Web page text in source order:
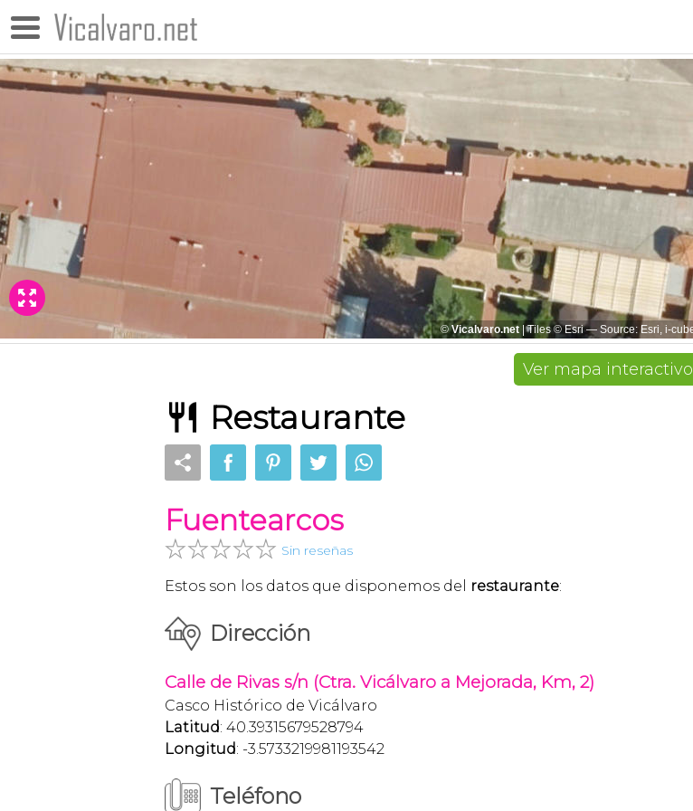
Ver mapa interactivo
Restaurante
Fuentearcos
Sin reseñas
Estos son los datos que disponemos del restaurante:
Dirección
Calle de Rivas s/n (Ctra. Vicálvaro a Mejorada, Km, 2)
Casco Histórico de Vicálvaro
Latitud: 40.39315679528794
Longitud: -3.5733219981193542
Teléfono